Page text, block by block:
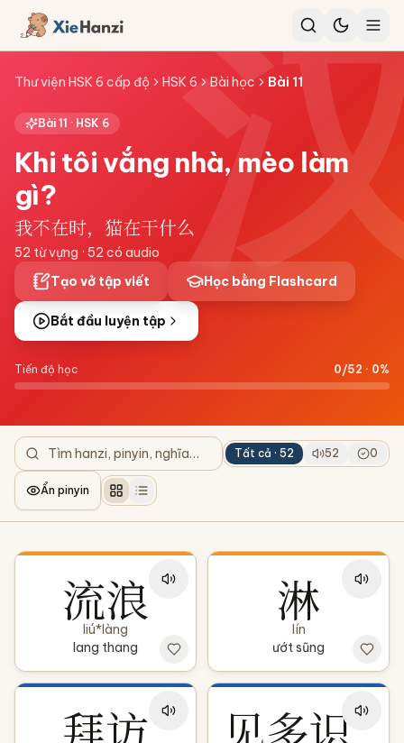
Thư viện HSK 6 cấp độ HSK 6 Bài học Bài 11
Bài 11 · HSK 6
Khi tôi vắng nhà, mèo làm
gì?
我不在时，猫在干什么
52 từ vựng · 52 có audio
Tạo vở tập viết
Học bằng Flashcard
Bắt đầu luyện tập
Tiến độ học 0/52 · 0%
Tất cả · 52 52 0
Ẩn pinyin
流浪
liú*làng
lang thang
淋
lín
ướt sũng
拜访 见多识